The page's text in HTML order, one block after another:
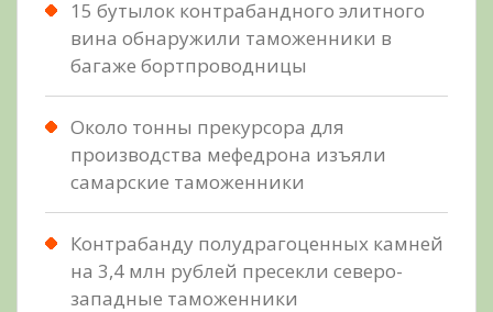
15 бутылок контрабандного элитного
вина обнаружили таможенники в
багаже бортпроводницы
Около тонны прекурсора для
производства мефедрона изъяли
самарские таможенники
Контрабанду полудрагоценных камней
на 3,4 млн рублей пресекли северо-
западные таможенники